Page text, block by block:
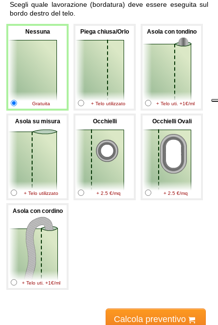
Scegli quale lavorazione (bordatura) deve essere eseguita sul
bordo destro del telo.
Nessuna
Gratuita
Piega chiusa/Orlo
+ Telo utilizzato
Asola con tondino
+ Telo uti. +1€/ml
Asola su misura
+ Telo utilizzato
Occhielli
+ 2.5 €/mq
Occhielli Ovali
+ 2.5 €/mq
Asola con cordino
+ Telo uti. +1€/ml
Calcola preventivo